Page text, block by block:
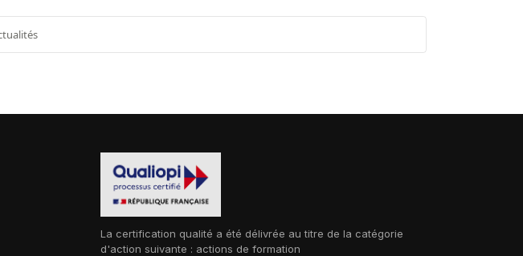
La certification qualité a été délivrée au titre de la catégorie
d'action suivante : actions de formation